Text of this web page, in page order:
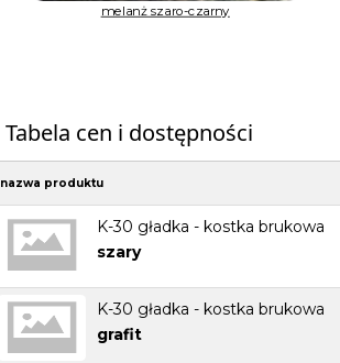
melanż szaro-czarny
Tabela cen i dostępności
nazwa produktu
K-30 gładka - kostka brukowa
szary
K-30 gładka - kostka brukowa
grafit